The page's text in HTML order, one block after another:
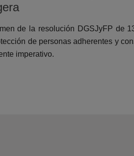
de la resolución DGSJyFP de
de personas adherentes y
imperativo.